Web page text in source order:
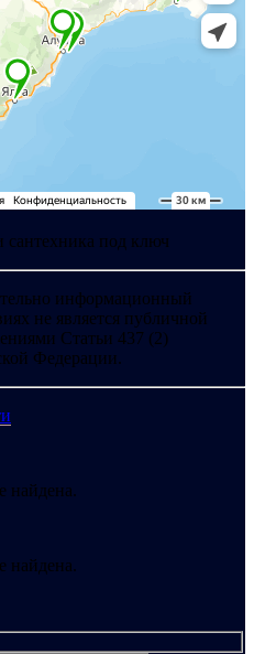
под ключ
информационный
не является публичной
Статьи 437 (2)
Федерации.
найдена.
найдена.